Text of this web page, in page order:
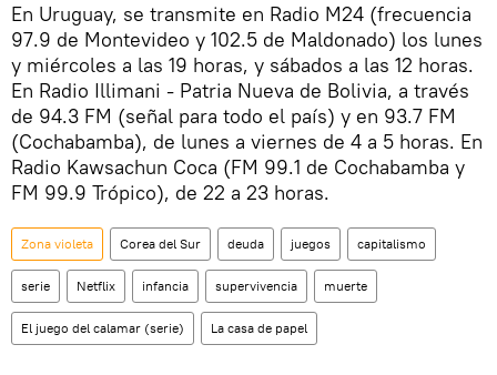
En Uruguay, se transmite en Radio M24 (frecuencia
97.9 de Montevideo y 102.5 de Maldonado) los lunes
y miércoles a las 19 horas, y sábados a las 12 horas.
En Radio Illimani - Patria Nueva de Bolivia, a través
de 94.3 FM (señal para todo el país) y en 93.7 FM
(Cochabamba), de lunes a viernes de 4 a 5 horas. En
Radio Kawsachun Coca (FM 99.1 de Cochabamba y
FM 99.9 Trópico), de 22 a 23 horas.
Zona violeta Corea del Sur deuda juegos capitalismo
serie Netflix infancia supervivencia muerte
El juego del calamar (serie) La casa de papel